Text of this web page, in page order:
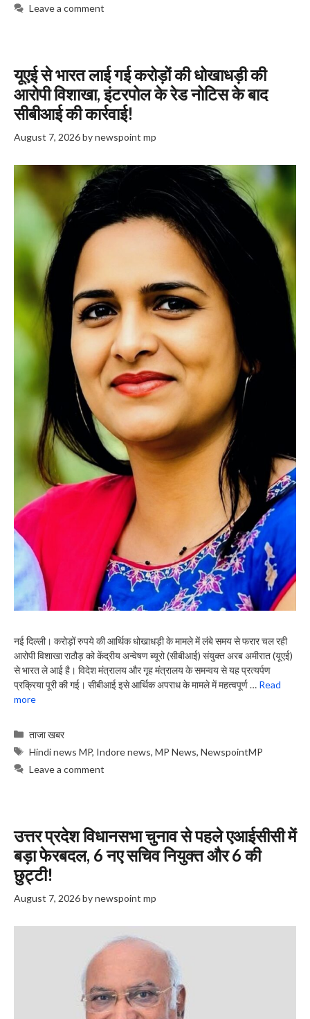
Leave a comment
यूएई से भारत लाई गई करोड़ों की धोखाधड़ी की
आरोपी विशाखा, इंटरपोल के रेड नोटिस के बाद
सीबीआई की कार्रवाई!
August 7, 2026bynewspoint mp
नई दिल्ली। करोड़ों रुपये की आर्थिक धोखाधड़ी के मामले में लंबे समय से फरार चल रही
आरोपी विशाखा राठौड़ को केंद्रीय अन्वेषण ब्यूरो (सीबीआई) संयुक्त अरब अमीरात (यूएई)
से भारत ले आई है। विदेश मंत्रालय और गृह मंत्रालय के समन्वय से यह प्रत्यर्पण
प्रक्रिया पूरी की गई। सीबीआई इसे आर्थिक अपराध के मामले में महत्वपूर्ण … Read
more
Categories
ताजा खबर
Tags
Hindi news MP, Indore news,MP News,NewspointMP
Leave a comment
उत्तर प्रदेश विधानसभा चुनाव से पहले एआईसीसी में
बड़ा फेरबदल, 6 नए सचिव नियुक्त और 6 की
छुट्टी!
August 7, 2026bynewspoint mp